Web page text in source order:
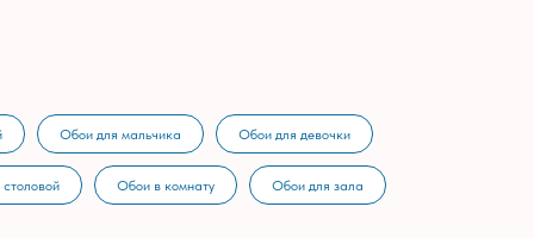
Обои для мальчика Обои для девочки
Обои в комнату Обои для зала